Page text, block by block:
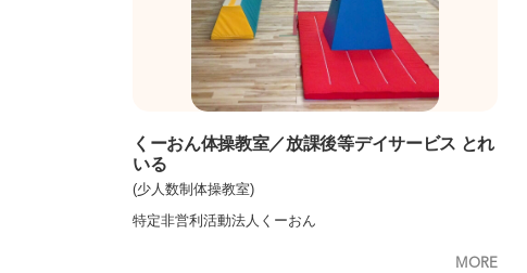
くーおん体操教室／放課後等デイサービス とれ
いる
(少人数制体操教室)
特定非営利活動法人くーおん
MORE